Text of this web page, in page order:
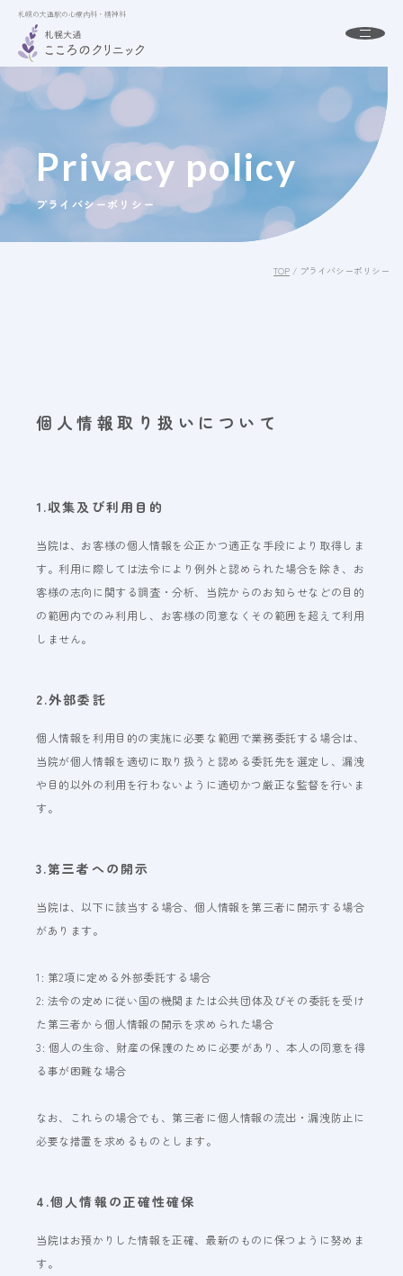
札幌の大通駅の心療内科・精神科
Privacy policy
プライバシーポリシー
TOP / プライバシーポリシー
個人情報取り扱いについて
1.収集及び利用目的
当院は、お客様の個人情報を公正かつ適正な手段により取得しま
す。利用に際しては法令により例外と認められた場合を除き、お
客様の志向に関する調査・分析、当院からのお知らせなどの目的
の範囲内でのみ利用し、お客様の同意なくその範囲を超えて利用
しません。
2.外部委託
個人情報を利用目的の実施に必要な範囲で業務委託する場合は、
当院が個人情報を適切に取り扱うと認める委託先を選定し、漏洩
や目的以外の利用を行わないように適切かつ厳正な監督を行いま
す。
3.第三者への開示
当院は、以下に該当する場合、個人情報を第三者に開示する場合
があります。
1: 第2項に定める外部委託する場合
2: 法令の定めに従い国の機関または公共団体及びその委託を受け
た第三者から個人情報の開示を求められた場合
3: 個人の生命、財産の保護のために必要があり、本人の同意を得
る事が困難な場合
なお、これらの場合でも、第三者に個人情報の流出・漏洩防止に
必要な措置を求めるものとします。
4.個人情報の正確性確保
当院はお預かりした情報を正確、最新のものに保つように努めま
す。
札幌の大通駅の心療内科・精神科
About
初めての方へ
Menu
Doctor ドクター紹介
アクセス
WEB予約